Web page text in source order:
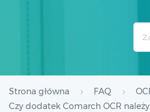
Strona główna FAQ
Czy dodatek Comarch OCR